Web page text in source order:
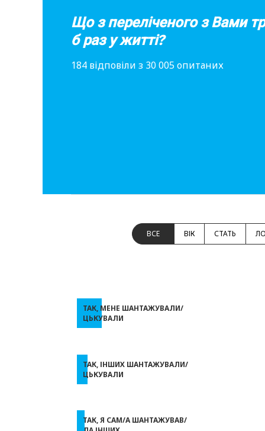
Що з переліченого з Вами
б раз у житті?
184 відповіли з 30 005 опитаних
ВСЕ ВІК СТАТЬ
ТАК, МЕНЕ ШАНТАЖУВАЛИ/
ЦЬКУВАЛИ
ТАК, ІНШИХ ШАНТАЖУВАЛИ/
ЦЬКУВАЛИ
ТАК, Я САМ/А ШАНТАЖУВАВ/